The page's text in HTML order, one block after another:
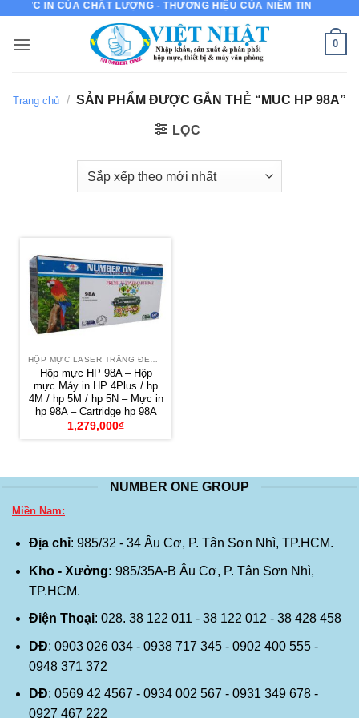
nội
MỰC IN CỦA CHẤT LƯỢNG - THƯƠNG HIỆU CỦA NIỀM TIN
0
Trang chủ / SẢN PHẨM ĐƯỢC GẮN THẺ “MUC HP 98A”
LỌC
HỘP MỰC LASER TRẮNG ĐEN HP
Hộp mực HP 98A – Hộp
mực Máy in HP 4Plus / hp
4M / hp 5M / hp 5N – Mực in
hp 98A – Cartridge hp 98A
1,279,000₫
NUMBER ONE GROUP
Miền Nam:
Địa chỉ: 985/32 - 34 Âu Cơ, P. Tân Sơn Nhì, TP.HCM.
Kho - Xưởng: 985/35A-B Âu Cơ, P. Tân Sơn Nhì,
TP.HCM.
Điện Thoại: 028. 38 122 011 - 38 122 012 - 38 428 458
DĐ: 0903 026 034 - 0938 717 345 - 0902 400 555 -
0948 371 372
DĐ: 0569 42 4567 - 0934 002 567 - 0931 349 678 -
0927 467 222